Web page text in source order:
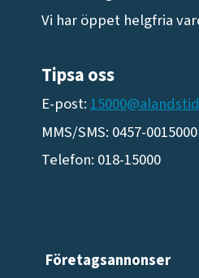
Vi har öppet helgfria
Tipsa oss
E-post:
MMS/SMS: 0457-0015000
Telefon: 018-15000
Företagsannonser